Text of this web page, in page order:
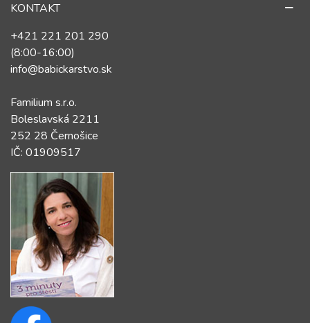
KONTAKT
+421 221 201 290
(8:00-16:00)
info@babickarstvo.sk
Familium s.r.o.
Boleslavská 2211
252 28 Černošice
IČ: 01909517